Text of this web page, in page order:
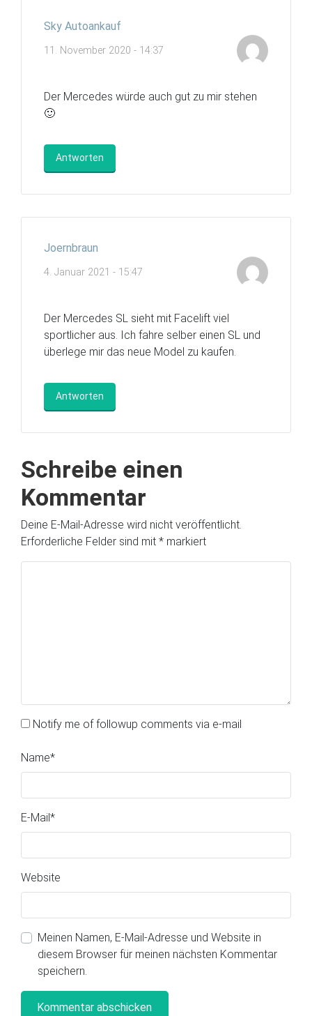
Sky Autoankauf
11. November 2020 - 14:37
Der Mercedes würde auch gut zu mir stehen
🙂
Antworten
Joernbraun
4. Januar 2021 - 15:47
Der Mercedes SL sieht mit Facelift viel
sportlicher aus. Ich fahre selber einen SL und
überlege mir das neue Model zu kaufen.
Antworten
Schreibe einen
Kommentar
Deine E-Mail-Adresse wird nicht veröffentlicht.
Erforderliche Felder sind mit * markiert
Notify me of followup comments via e-mail
Name*
E-Mail*
Website
Meinen Namen, E-Mail-Adresse und Website in
diesem Browser für meinen nächsten Kommentar
speichern.